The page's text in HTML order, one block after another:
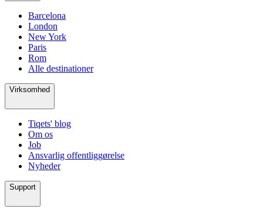
Barcelona
London
New York
Paris
Rom
Alle destinationer
Virksomhed
Tiqets' blog
Om os
Job
Ansvarlig offentliggørelse
Nyheder
Support